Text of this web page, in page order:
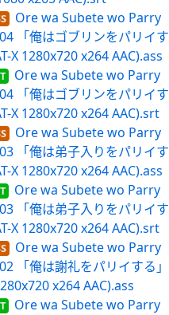
Ore wa Subete wo Parry
「俺はゴブリンをパリイす
X 1280x720 x264 AAC).ass
Ore wa Subete wo Parry
「俺はゴブリンをパリイす
X 1280x720 x264 AAC).srt
Ore wa Subete wo Parry
「俺は弟子入りをパリイす
X 1280x720 x264 AAC).ass
Ore wa Subete wo Parry
「俺は弟子入りをパリイす
X 1280x720 x264 AAC).srt
Ore wa Subete wo Parry
「俺は謝礼をパリイする」
x264 AAC).ass
Ore wa Subete wo Parry